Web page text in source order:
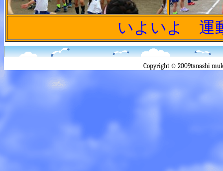
いよいよ 運
Copyright © 2009tanashi